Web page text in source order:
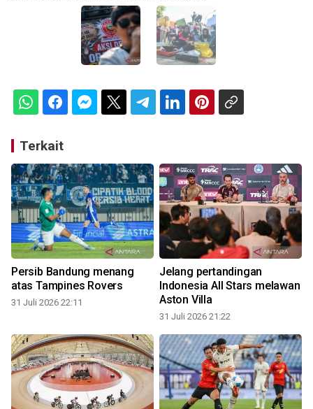
Terkait
Persib Bandung menang
atas Tampines Rovers
31 Juli 2026 22:11
Jelang pertandingan
Indonesia All Stars melawan
Aston Villa
31 Juli 2026 21:22